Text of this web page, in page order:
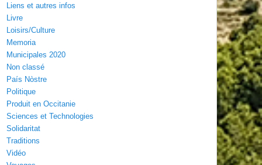
Liens et autres infos
Livre
Loisirs/Culture
Memoria
Municipales 2020
Non classé
País Nòstre
Politique
Produit en Occitanie
Sciences et Technologies
Solidaritat
Traditions
Vidéo